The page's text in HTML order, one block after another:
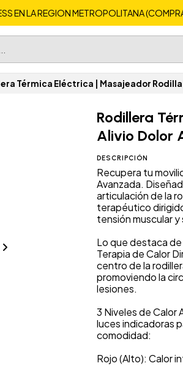
EN LA REGION METROPOLITANA
Térmica Eléctrica | Masajeador
Rodillera
Alivio Dolor
DESCRIPCIÓN
Recupera tu
Avanzada.
articulación de la
terapéutico
tensión muscular
Lo que destaca
Terapia de Calor
centro de la
promoviendo la
lesiones.
3 Niveles de Calor
luces indicadoras
comodidad:
Rojo (Alto): Calor